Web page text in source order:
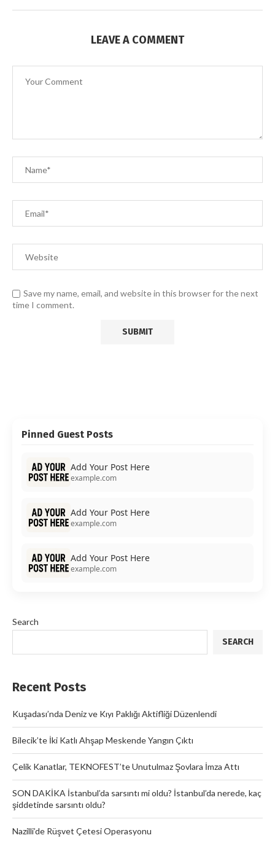
LEAVE A COMMENT
Save my name, email, and website in this browser for the next
time I comment.
Pinned Guest Posts
Add Your Post Here
example.com
Add Your Post Here
example.com
Add Your Post Here
example.com
Search
SEARCH
Recent Posts
Kuşadası’nda Deniz ve Kıyı Paklığı Aktifliği Düzenlendi
Bilecik’te İki Katlı Ahşap Meskende Yangın Çıktı
Çelik Kanatlar, TEKNOFEST’te Unutulmaz Şovlara İmza Attı
SON DAKİKA İstanbul’da sarsıntı mi oldu? İstanbul’da nerede, kaç
şiddetinde sarsıntı oldu?
Nazilli’de Rüşvet Çetesi Operasyonu